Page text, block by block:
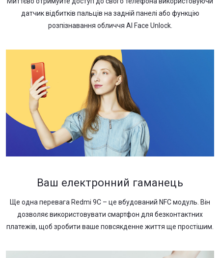
датчик відбитків пальців на задній панелі або функцію
розпізнавання обличчя AI Face Unlock.
Ваш електронний гаманець
Ще одна перевага Redmi 9С – це вбудований NFC модуль. Він
дозволяє використовувати смартфон для безконтактних
платежів, щоб зробити ваше повсякденне життя ще простішим.